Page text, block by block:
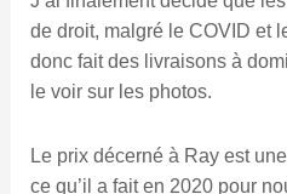
de droit, malgré le COVID et
donc fait des livraisons à
le voir sur les photos.
Le prix décerné à Ray est
ce qu’il a fait en 2020 pour